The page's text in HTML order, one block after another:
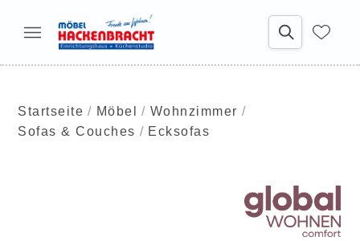
Startseite Möbel
Wohnzimmer
Sofas & Couches
Ecksofas